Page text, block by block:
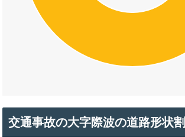
交通事故の大字際波の道路形状